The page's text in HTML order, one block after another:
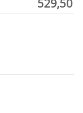
529,50